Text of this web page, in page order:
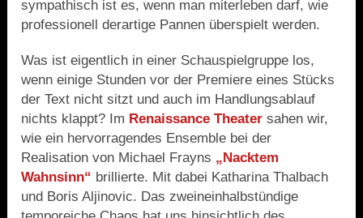
sympathisch ist es, wenn man miterleben darf, wie
professionell derartige Pannen überspielt werden.
Was ist eigentlich in einer Schauspielgruppe los,
wenn einige Stunden vor der Premiere eines Stücks
der Text nicht sitzt und auch im Handlungsablauf
nichts klappt? Im Renaissance Theater sahen wir,
wie ein hervorragendes Ensemble bei der
Realisation von Michael Frayns „Nacktem
Wahnsinn“ brillierte. Mit dabei Katharina Thalbach
und Boris Aljinovic. Das zweineinhalbstündige